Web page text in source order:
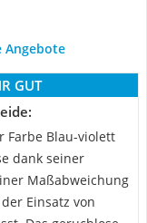
Angebote
GUT
Farbe Blau-violett
dank seiner
Maßabweichung
Einsatz von